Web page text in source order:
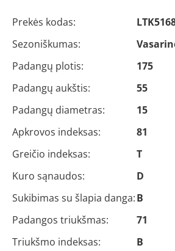
Prekės kodas:
Sezoniškumas:
Padangų plotis:
175
Padangų aukštis:
55
Padangų diametras:
15
Apkrovos indeksas:
81
Greičio indeksas:
T
Kuro sąnaudos:
D
Sukibimas su šlapia danga:B
Padangos triukšmas:
71
Triukšmo indeksas:
B